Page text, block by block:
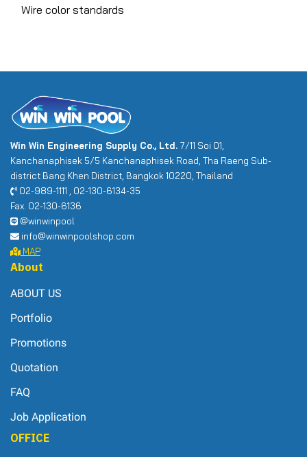
Wire color standards
Win Win Engineering Supply Co., Ltd. 7/11 Soi 01,
Kanchanaphisek 5/5 Kanchanaphisek Road, Tha Raeng Sub-
district Bang Khen District, Bangkok 10220, Thailand
02-989-1111 , 02-130-6134-35
Fax. 02-130-6136
@winwinpool
info@winwinpoolshop.com
MAP
About
ABOUT US
Portfolio
Promotions
Quotation
FAQ
Job Application
OFFICE